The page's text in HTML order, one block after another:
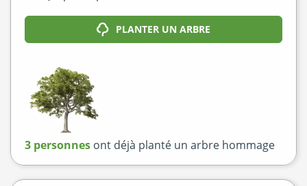
PLANTER UN ARBRE
3 personnes ont déjà planté un arbre hommage